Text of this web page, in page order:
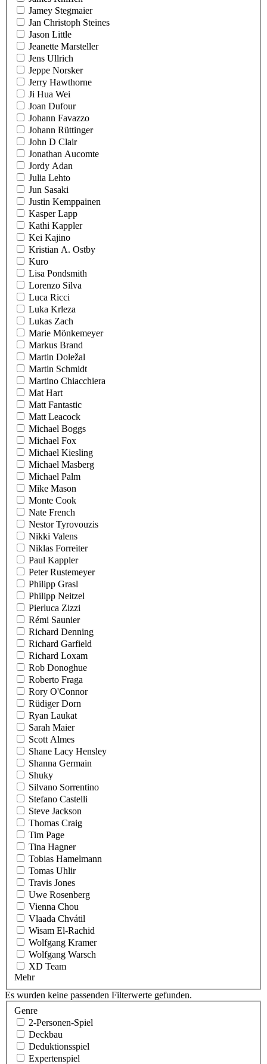
Jamey Stegmaier
Jan Christoph Steines
Jason Little
Jeanette Marsteller
Jens Ullrich
Jeppe Norsker
Jerry Hawthorne
Ji Hua Wei
Joan Dufour
Johann Favazzo
Johann Rüttinger
John D Clair
Jonathan Aucomte
Jordy Adan
Julia Lehto
Jun Sasaki
Justin Kemppainen
Kasper Lapp
Kathi Kappler
Kei Kajino
Kristian A. Ostby
Kuro
Lisa Pondsmith
Lorenzo Silva
Luca Ricci
Luka Krleza
Lukas Zach
Marie Mönkemeyer
Markus Brand
Martin Doležal
Martin Schmidt
Martino Chiacchiera
Mat Hart
Matt Fantastic
Matt Leacock
Michael Boggs
Michael Fox
Michael Kiesling
Michael Masberg
Michael Palm
Mike Mason
Monte Cook
Nate French
Nestor Tyrovouzis
Nikki Valens
Niklas Forreiter
Paul Kappler
Peter Rustemeyer
Philipp Grasl
Philipp Neitzel
Pierluca Zizzi
Rémi Saunier
Richard Denning
Richard Garfield
Richard Loxam
Rob Donoghue
Roberto Fraga
Rory O'Connor
Rüdiger Dorn
Ryan Laukat
Sarah Maier
Scott Almes
Shane Lacy Hensley
Shanna Germain
Shuky
Silvano Sorrentino
Stefano Castelli
Steve Jackson
Thomas Craig
Tim Page
Tina Hagner
Tobias Hamelmann
Tomas Uhlir
Travis Jones
Uwe Rosenberg
Vienna Chou
Vlaada Chvátil
Wisam El-Rachid
Wolfgang Kramer
Wolfgang Warsch
XD Team
Mehr
Es wurden keine passenden Filterwerte gefunden.
Genre
2-Personen-Spiel
Deckbau
Deduktionsspiel
Expertenspiel